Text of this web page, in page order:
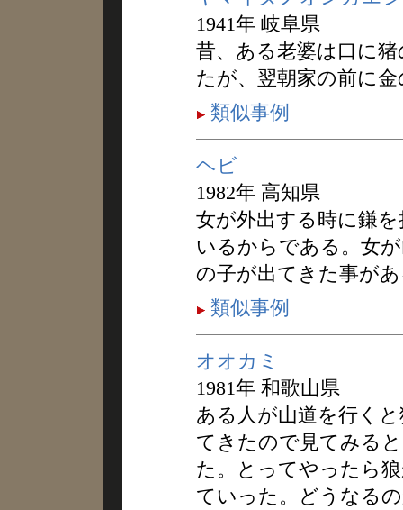
1941年 岐阜県
昔、ある老婆は口に
たが、翌朝家の前に
類似事例
ヘビ
1982年 高知県
女が外出する時に鎌
いるからである。女
の子が出てきた事が
類似事例
オオカミ
1981年 和歌山県
ある人が山道を行く
てきたので見てみる
た。とってやったら
ていった。どうなる